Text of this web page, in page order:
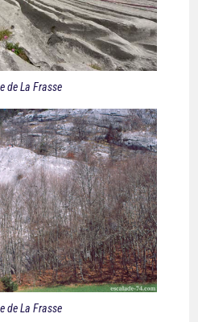
de La Frasse
de La Frasse